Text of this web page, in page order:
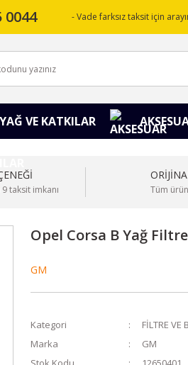
0044 - Vade farksız taksit için
YAĞ VE KATKILAR
taksit imkanı Tüm
Opel Corsa B Yağ
GM
Kategori
FİLTRE VE
Marka
GM